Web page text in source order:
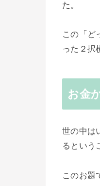
た。
この「ど
った２択
お金
世の中は
るという
このお題